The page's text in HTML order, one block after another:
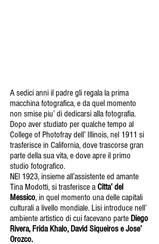
A sedici anni il padre gli regala la prima
macchina fotografica, e da quel momento
non smise piu’ di dedicarsi alla fotografia.
Dopo aver studiato per qualche tempo al
College of Photofray dell’ Illinois, nel 1911 si
trasferisce in California, dove trascorse gran
parte della sua vita, e dove apre il primo
studio fotografico.
NEl 1923, insieme all’assistente ed amante
Tina Modotti, si trasferisce aCitta’ del
Messico, in quel momento una delle capitali
culturali a livello mondiale. Lisi introduce nell’
ambiente artistico di cui facevano parte Diego
Rivera, Frida Khalo, David Siqueiros e Jose’
Orozco.